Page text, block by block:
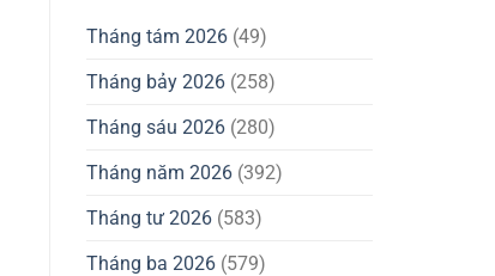
Tháng tám 2026 (49)
Tháng bảy 2026 (258)
Tháng sáu 2026 (280)
Tháng năm 2026 (392)
Tháng tư 2026 (583)
Tháng ba 2026 (579)